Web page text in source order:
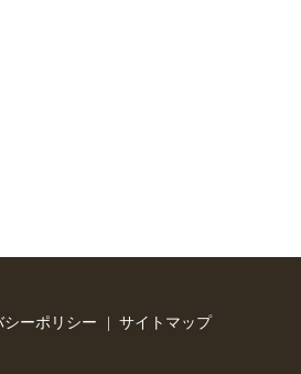
シーポリシー サイトマップ